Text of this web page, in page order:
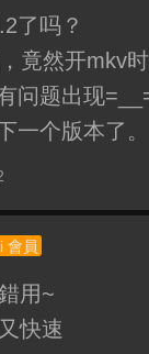
了吗？
竟然开mkv
问题出现
一个版本了。
會員
用~
快速